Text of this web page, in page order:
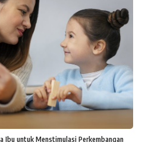
Ibu untuk Menstimulasi Perkembangan